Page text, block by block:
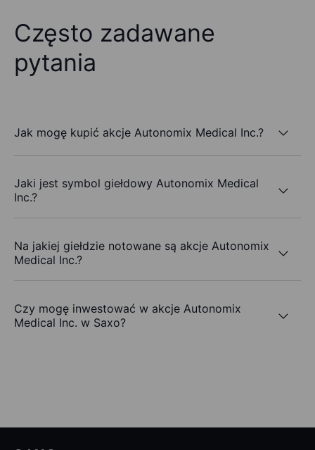
Często zadawane
pytania
Jak mogę kupić akcje Autonomix Medical Inc.?
Jaki jest symbol giełdowy Autonomix Medical
Inc.?
Na jakiej giełdzie notowane są akcje Autonomix
Medical Inc.?
Czy mogę inwestować w akcje Autonomix
Medical Inc. w Saxo?